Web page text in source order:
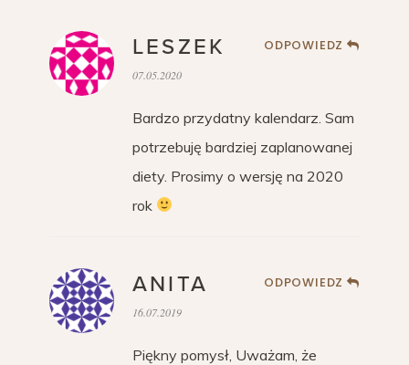
LESZEK ODPOWIEDZ
07.05.2020
Bardzo przydatny kalendarz. Sam
potrzebuję bardziej zaplanowanej
diety. Prosimy o wersję na 2020
rok
ANITA ODPOWIEDZ
16.07.2019
Piękny pomysł, Uważam, że